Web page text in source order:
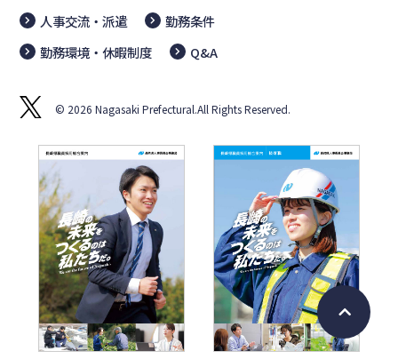
人事交流・派遣
勤務条件
勤務環境・休暇制度
Q&A
© 2026 Nagasaki Prefectural.All Rights Reserved.